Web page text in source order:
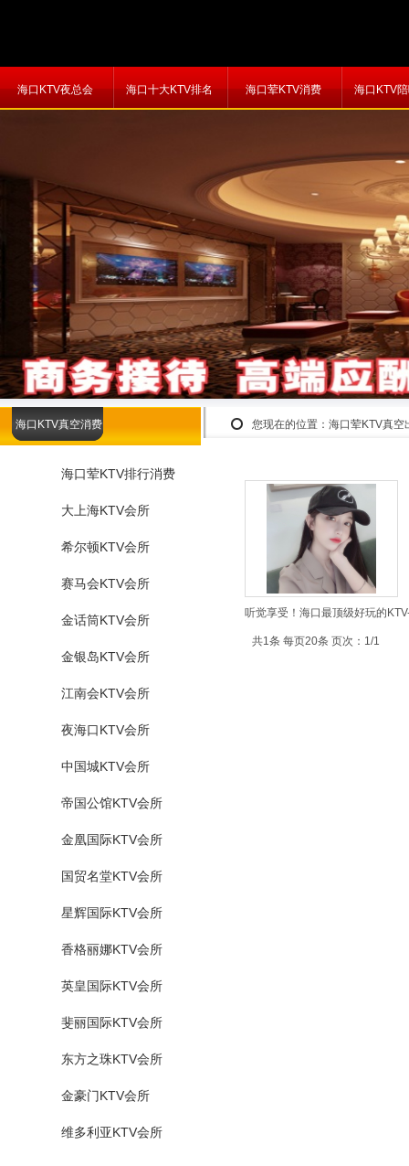
海口KTV夜总会 海口十大KTV排名 海口荤KTV消费 海口KTV
您现在的位置： 海口荤KTV真空
海口KTV真空消费
海口荤KTV排行消费
大上海KTV会所
希尔顿KTV会所
赛马会KTV会所
金话筒KTV会所
金银岛KTV会所
江南会KTV会所
夜海口KTV会所
中国城KTV会所
帝国公馆KTV会所
金凰国际KTV会所
国贸名堂KTV会所
星辉国际KTV会所
香格丽娜KTV会所
英皇国际KTV会所
斐丽国际KTV会所
东方之珠KTV会所
金豪门KTV会所
维多利亚KTV会所
听觉享受！海口最顶级好玩的
共1条 每页20条 页次：1/1